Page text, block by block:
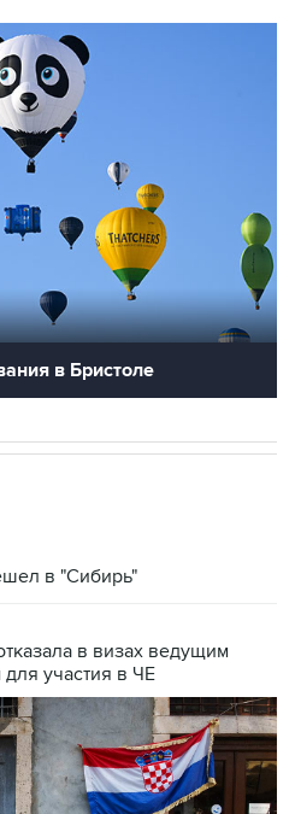
в Бристоле
в "Сибирь"
в визах ведущим
участия в ЧЕ